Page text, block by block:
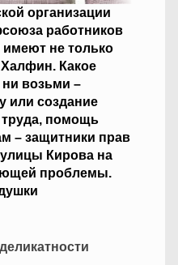
организации
работников
не только
Какое
возьми –
или создание
помощь
– защитники прав
Кирова на
проблемы.